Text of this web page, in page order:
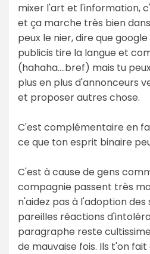
mixer l'art et l'information,
et ça marche très bien
peux le nier, dire que
publicis tire la langue et
(hahaha....bref) mais tu
plus en plus d'annonceurs
et proposer autres chose.
C'est complémentaire en
ce que ton esprit binaire
C'est à cause de gens
compagnie passent très
n'aidez pas à l'adoption
pareilles réactions
paragraphe reste
de mauvaise fois. Ils t'on fait